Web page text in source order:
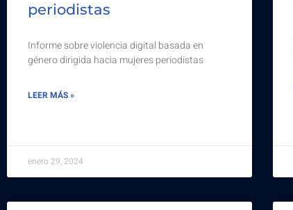
periodistas
Informe sobre violencia digital basada en
género dirigida hacia mujeres periodistas
LEER MÁS »
enero 29, 2024